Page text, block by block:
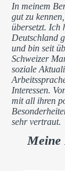
In meinem
gut zu
übersetzt. Ich
Deutschland
und bin seit
Schweizer
soziale
Interessen.
mit all ihren
sehr vertraut.
Meine